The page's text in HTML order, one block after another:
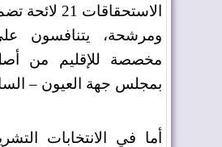
بمجلس جهة العيون –
أما في الانتخابات